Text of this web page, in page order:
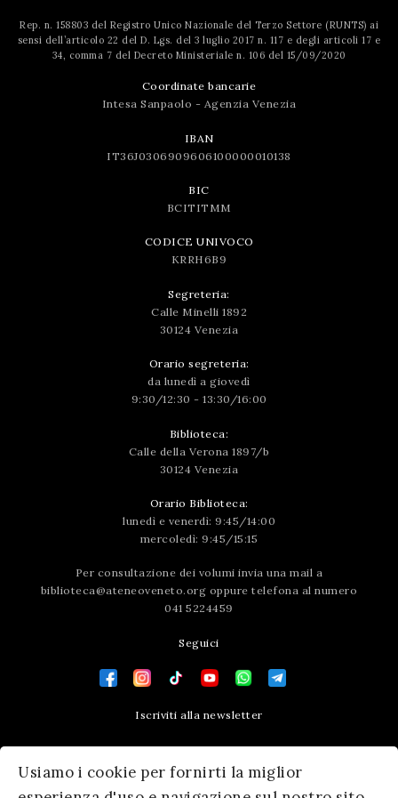
Usiamo i cookie per fornirti la miglior
successo!
Rep. n. 158803 del Registro Unico Nazionale del Terzo Settore (RUNTS) ai
sensi dell’articolo 22 del D. Lgs. del 3 luglio 2017 n. 117 e degli articoli 17 e
34, comma 7 del Decreto Ministeriale n. 106 del 15/09/2020
Coordinate bancarie
Intesa Sanpaolo - Agenzia Venezia
IBAN
IT36J0306909606100000010138
BIC
BCITITMM
CODICE UNIVOCO
KRRH6B9
Segreteria:
Calle Minelli 1892
30124 Venezia
Orario segreteria:
da lunedì a giovedì
9:30/12:30 - 13:30/16:00
Biblioteca:
Calle della Verona 1897/b
30124 Venezia
Orario Biblioteca:
lunedì e venerdì: 9:45/14:00
mercoledì: 9:45/15:15
Per consultazione dei volumi invia una mail a
biblioteca@ateneoveneto.org oppure telefona al numero
041 5224459
Seguici
Iscriviti alla newsletter
Contatti